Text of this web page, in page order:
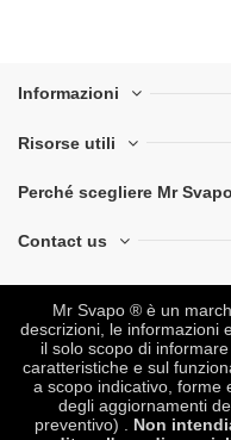
Informazioni
Risorse utili
Perché scegliere Mr Svapo
Contact us
Mr Svapo ® è un
descrizioni, le informazioni
il solo scopo di
caratteristiche e sul
a scopo indicativo, forme
degli aggiornamenti
preventivo) . Non